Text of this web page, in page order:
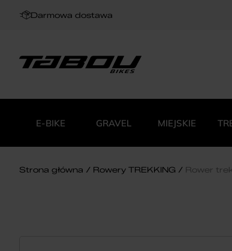
Darmowa dostawa
E-BIKE GRAVEL MIEJSKIE
Strona główna Rowery TREKKING Rower